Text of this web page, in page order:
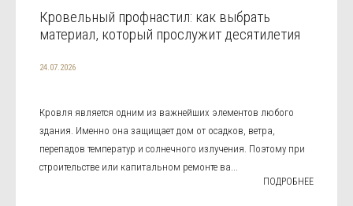
Кровельный профнастил: как выбрать
материал, который прослужит десятилетия
24.07.2026
Кровля является одним из важнейших элементов любого
здания. Именно она защищает дом от осадков, ветра,
перепадов температур и солнечного излучения. Поэтому при
строительстве или капитальном ремонте ва...
ПОДРОБНЕЕ